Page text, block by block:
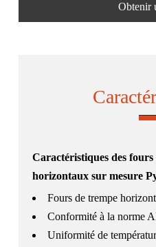
Obtenir
Caractéristiques des fours
horizontaux sur mesure
Fours de trempe
Conformité à la norme
Uniformité de